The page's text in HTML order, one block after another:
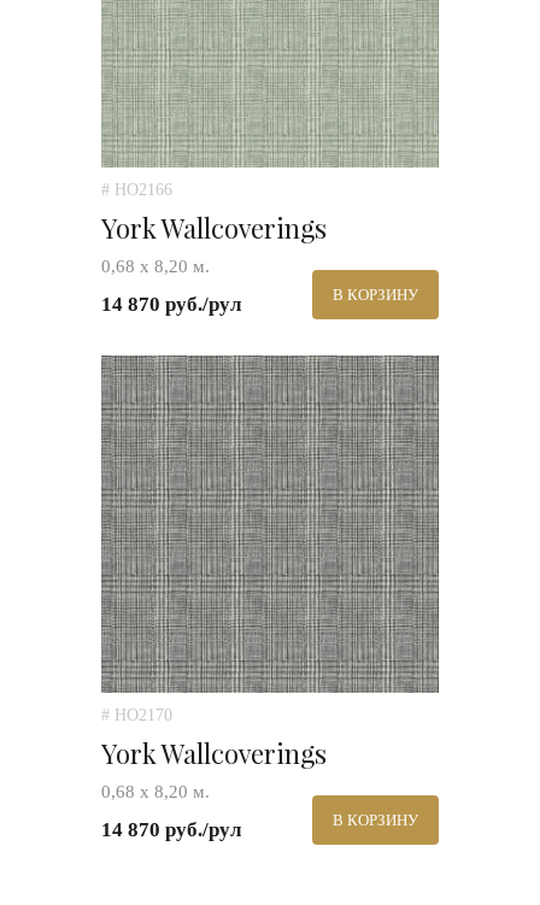
# HO2166
York Wallcoverings
0,68 х 8,20 м.
14 870 руб./рул В КОРЗИНУ
# HO2170
York Wallcoverings
0,68 х 8,20 м.
14 870 руб./рул В КОРЗИНУ